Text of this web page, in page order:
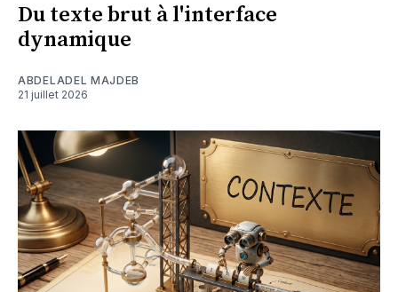
Du texte brut à l'interface
dynamique
ABDELADEL MAJDEB
21 juillet 2026